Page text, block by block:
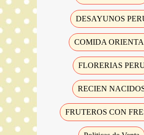
DESAYUNOS
COMIDA
FLORERIAS
RECIEN
FRUTEROS CON